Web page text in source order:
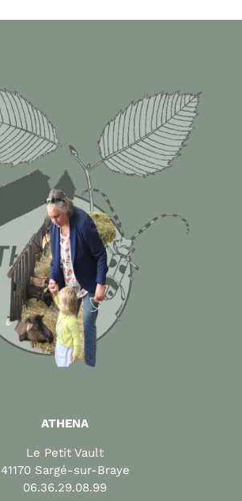
ATHENA
Le Petit Vault
41170 Sargé-sur-Braye
06.36.29.08.99